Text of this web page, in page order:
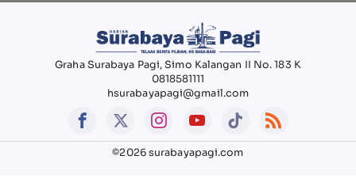
Graha Surabaya Pagi, Simo Kalangan II No. 183 K
0818581111
hsurabayapagi@gmail.com
©2026 surabayapagi.com